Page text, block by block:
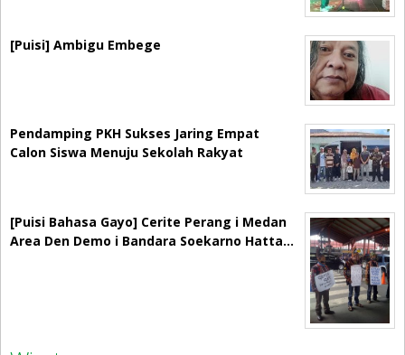
[Puisi] Ambigu Embege
Pendamping PKH Sukses Jaring Empat
Calon Siswa Menuju Sekolah Rakyat
[Puisi Bahasa Gayo] Cerite Perang i Medan
Area Den Demo i Bandara Soekarno Hatta…